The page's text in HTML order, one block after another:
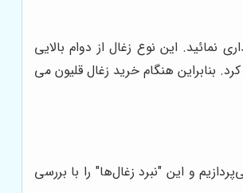
نمائید. این نوع زغال از دوام بالایی
بنابراین هنگام خرید زغال قلیون می
و این "نبرد زغال‌ها" را با بررسی